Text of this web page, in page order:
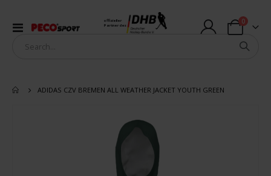
Navigation
offizieller
Partner des
Warenkorb
0Artikel
ADIDAS CZV BREMEN ALL WEATHER JACKET YOUTH GREEN